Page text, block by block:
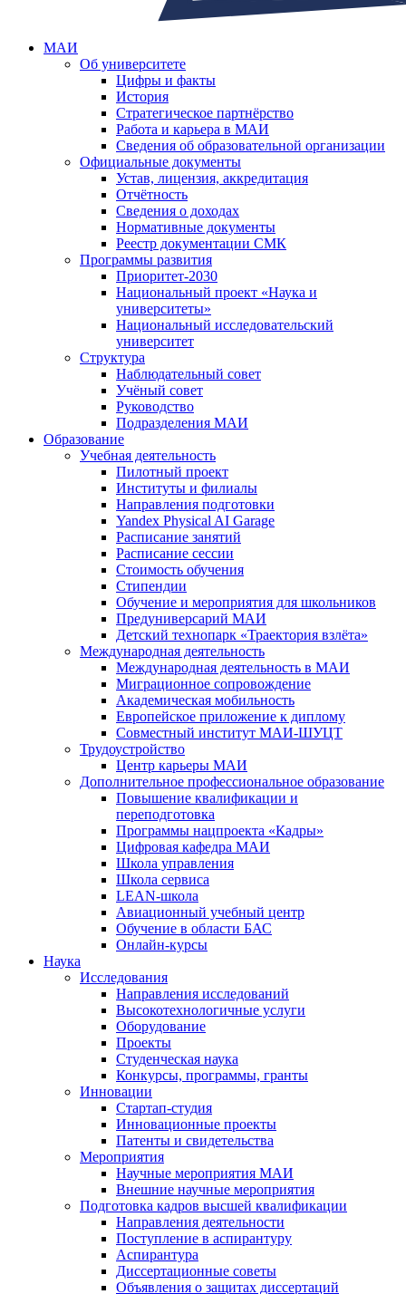
МАИ
Об университете
Цифры и факты
История
Стратегическое партнёрство
Работа и карьера в МАИ
Сведения об образовательной организации
Официальные документы
Устав, лицензия, аккредитация
Отчётность
Сведения о доходах
Нормативные документы
Реестр документации СМК
Программы развития
Приоритет-2030
Национальный проект «Наука и
университеты»
Национальный исследовательский
университет
Структура
Наблюдательный совет
Учёный совет
Руководство
Подразделения МАИ
Образование
Учебная деятельность
Пилотный проект
Институты и филиалы
Направления подготовки
Yandex Physical AI Garage
Расписание занятий
Расписание сессии
Стоимость обучения
Стипендии
Обучение и мероприятия для школьников
Предуниверсарий МАИ
Детский технопарк «Траектория взлёта»
Международная деятельность
Международная деятельность в МАИ
Миграционное сопровождение
Академическая мобильность
Европейское приложение к диплому
Совместный институт МАИ-ШУЦТ
Трудоустройство
Центр карьеры МАИ
Дополнительное профессиональное образование
Повышение квалификации и
переподготовка
Программы нацпроекта «Кадры»
Цифровая кафедра МАИ
Школа управления
Школа сервиса
LEAN-школа
Авиационный учебный центр
Обучение в области БАС
Онлайн-курсы
Наука
Исследования
Направления исследований
Высокотехнологичные услуги
Оборудование
Проекты
Студенческая наука
Конкурсы, программы, гранты
Инновации
Стартап-студия
Инновационные проекты
Патенты и свидетельства
Мероприятия
Научные мероприятия МАИ
Внешние научные мероприятия
Подготовка кадров высшей квалификации
Направления деятельности
Поступление в аспирантуру
Аспирантура
Диссертационные советы
Объявления о защитах диссертаций